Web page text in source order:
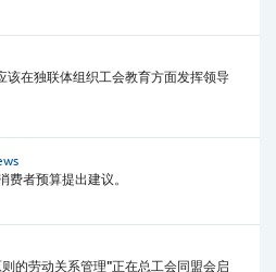
在独联体组织工会教育方面发挥领导
者预算提出建议。
的劳动关系管理"正在总工会同盟会启